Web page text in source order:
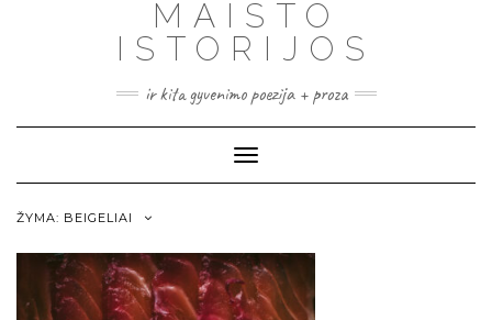
MAISTO
ISTORIJOS
ir kita gyvenimo poezija + proza
Toggle
Navigation
ŽYMA: BEIGELIAI